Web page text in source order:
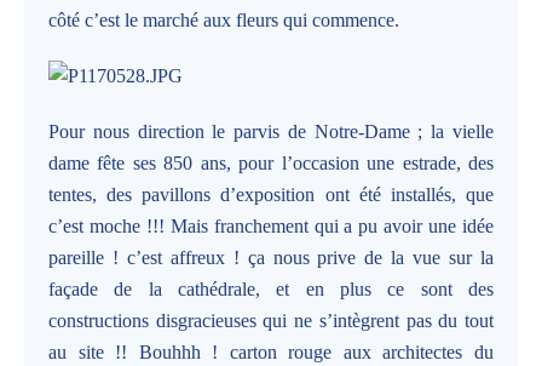
côté c’est le marché aux fleurs qui commence.
Pour nous direction le parvis de Notre-Dame ; la vielle
dame fête ses 850 ans, pour l’occasion une estrade, des
tentes, des pavillons d’exposition ont été installés, que
c’est moche !!! Mais franchement qui a pu avoir une idée
pareille ! c’est affreux ! ça nous prive de la vue sur la
façade de la cathédrale, et en plus ce sont des
constructions disgracieuses qui ne s’intègrent pas du tout
au site !! Bouhhh ! carton rouge aux architectes du